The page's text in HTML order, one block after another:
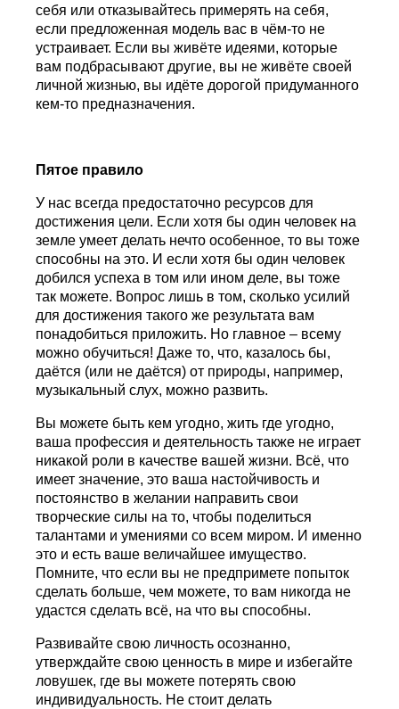
себя или отказывайтесь примерять на себя,
если предложенная модель вас в чём-то не
устраивает. Если вы живёте идеями, которые
вам подбрасывают другие, вы не живёте своей
личной жизнью, вы идёте дорогой придуманного
кем-то предназначения.
Пятое правило
У нас всегда предостаточно ресурсов для
достижения цели. Если хотя бы один человек на
земле умеет делать нечто особенное, то вы тоже
способны на это. И если хотя бы один человек
добился успеха в том или ином деле, вы тоже
так можете. Вопрос лишь в том, сколько усилий
для достижения такого же результата вам
понадобиться приложить. Но главное – всему
можно обучиться! Даже то, что, казалось бы,
даётся (или не даётся) от природы, например,
музыкальный слух, можно развить.
Вы можете быть кем угодно, жить где угодно,
ваша профессия и деятельность также не играет
никакой роли в качестве вашей жизни. Всё, что
имеет значение, это ваша настойчивость и
постоянство в желании направить свои
творческие силы на то, чтобы поделиться
талантами и умениями со всем миром. И именно
это и есть ваше величайшее имущество.
Помните, что если вы не предпримете попыток
сделать больше, чем можете, то вам никогда не
удастся сделать всё, на что вы способны.
Развивайте свою личность осознанно,
утверждайте свою ценность в мире и избегайте
ловушек, где вы можете потерять свою
индивидуальность. Не стоит делать